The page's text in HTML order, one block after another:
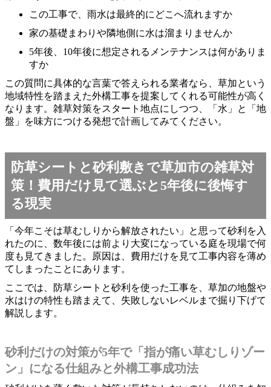
この工事で、雨水は最終的にどこへ流れますか
家の基礎まわりや隣地側に水は溜まりませんか
5年後、10年後に想定されるメンテナンスは何がありま
すか
この質問に具体的な言葉で答えられる業者なら、草加という
地域特性を踏まえた外構工事を提案してくれる可能性が高く
なります。雑草対策をスタート地点にしつつ、「水」と「地
盤」を味方につける発想で計画してみてください。
防草シートと砂利敷きで草加市の雑草対
策！費用だけ見て選ぶと5年後に後悔す
る現実
「今年こそは草むしりから解放されたい」と思って砂利を入
れたのに、数年後には前より大変になっている庭を現場で何
度も見てきました。原因は、費用だけを見て工事内容を薄め
てしまったことにあります。
ここでは、防草シートと砂利を使った工事を、草加の地盤や
水はけの特性も踏まえて、失敗しないレベルまで掘り下げて
解説します。
砂利だけの対策が5年で「指が痛い草むしりゾー
ン」になる仕組みと外構工事成功法